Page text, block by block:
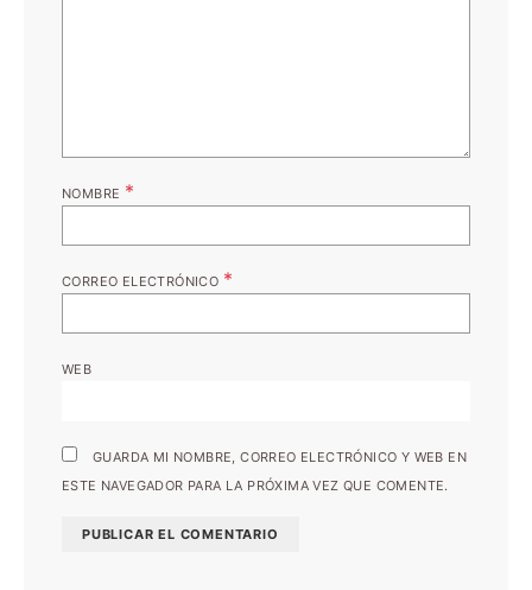
NOMBRE *
CORREO ELECTRÓNICO *
WEB
GUARDA MI NOMBRE, CORREO ELECTRÓNICO Y WEB EN
ESTE NAVEGADOR PARA LA PRÓXIMA VEZ QUE COMENTE.